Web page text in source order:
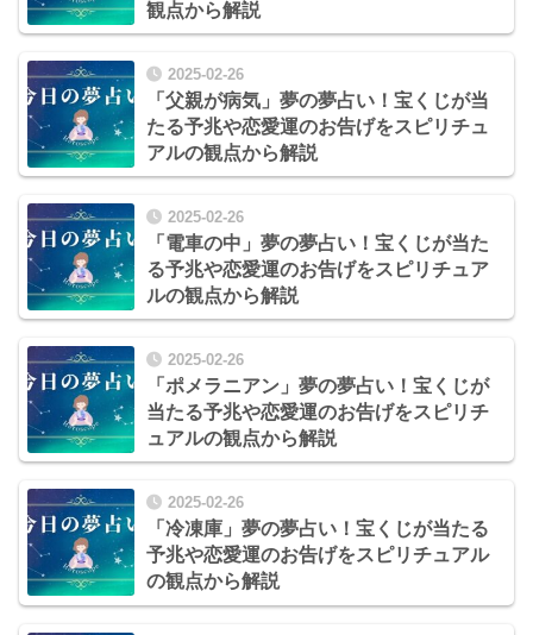
観点から解説
2025-02-26
「父親が病気」夢の夢占い！宝くじが当
たる予兆や恋愛運のお告げをスピリチュ
アルの観点から解説
2025-02-26
「電車の中」夢の夢占い！宝くじが当た
る予兆や恋愛運のお告げをスピリチュア
ルの観点から解説
2025-02-26
「ポメラニアン」夢の夢占い！宝くじが
当たる予兆や恋愛運のお告げをスピリチ
ュアルの観点から解説
2025-02-26
「冷凍庫」夢の夢占い！宝くじが当たる
予兆や恋愛運のお告げをスピリチュアル
の観点から解説